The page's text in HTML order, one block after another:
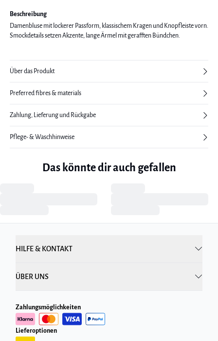
Beschreibung
Damenbluse mit lockerer Passform, klassischem Kragen und Knopfleiste vorn.
Smockdetails setzen Akzente, lange Ärmel mit gerafften Bündchen.
Über das Produkt
Preferred fibres & materials
Zahlung, Lieferung und Rückgabe
Pflege- & Waschhinweise
Das könnte dir auch gefallen
HILFE & KONTAKT
ÜBER UNS
Zahlungsmöglichkeiten
Lieferoptionen